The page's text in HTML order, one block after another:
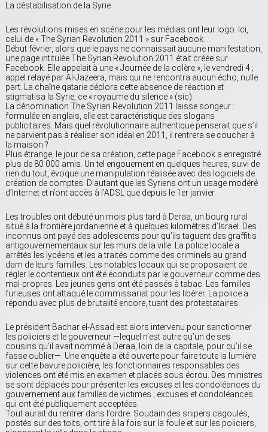
La déstabilisation de la Syrie
Les révolutions mises en scène pour les médias ont leur logo. Ici,
celui de « The Syrian Revolution 2011 » sur Facebook. .
Début février, alors que le pays ne connaissait aucune manifestation,
une page intitulée The Syrian Revolution 2011 était créée sur
Facebook. Elle appelait à une « Journée de la colère », le vendredi 4 ;
appel relayé par Al-Jazeera, mais qui ne rencontra aucun écho, nulle
part. La chaîne qatarie déplora cette absence de réaction et
stigmatisa la Syrie, ce « royaume du silence » (sic).
La dénomination The Syrian Revolution 2011 laisse songeur :
formulée en anglais, elle est caractéristique des slogans
publicitaires. Mais quel révolutionnaire authentique penserait que s’il
ne parvient pas à réaliser son idéal en 2011, il rentrera se coucher à
la maison ?
Plus étrange, le jour de sa création, cette page Facebook a enregistré
plus de 80 000 amis. Un tel engouement en quelques heures, suivi de
rien du tout, évoque une manipulation réalisée avec des logiciels de
création de comptes. D’autant que les Syriens ont un usage modéré
d’Internet et n’ont accès à l’ADSL que depuis le 1er janvier.
Les troubles ont débuté un mois plus tard à Deraa, un bourg rural
situé à la frontière jordanienne et à quelques kilomètres d’Israël. Des
inconnus ont payé des adolescents pour qu’ils taguent des graffitis
antigouvernementaux sur les murs de la ville. La police locale a
arrêtés les lycéens et les a traités comme des criminels au grand
dam de leurs familles. Les notables locaux qui se proposaient de
régler le contentieux ont été éconduits par le gouverneur comme des
mal-propres. Les jeunes gens ont été passés à tabac. Les familles
furieuses ont attaqué le commissariat pour les libérer. La police a
répondu avec plus de brutalité encore, tuant des protestataires.
Le président Bachar el-Assad est alors intervenu pour sanctionner
les policiers et le gouverneur —lequel n’est autre qu’un de ses
cousins qu’il avait nommé à Deraa, loin de la capitale, pour qu’il se
fasse oublier—. Une enquête a été ouverte pour faire toute la lumière
sur cette bavure policière, les fonctionnaires responsables des
violences ont été mis en examen et placés sous écrou. Des ministres
se sont déplacés pour présenter les excuses et les condoléances du
gouvernement aux familles de victimes ; excuses et condoléances
qui ont été publiquement acceptées.
Tout aurait du rentrer dans l’ordre. Soudain des snipers cagoulés,
postés sur des toits, ont tiré à la fois sur la foule et sur les policiers,